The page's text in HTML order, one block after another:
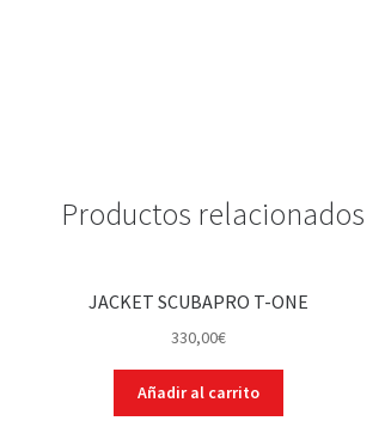
Productos relacionados
JACKET SCUBAPRO T-ONE
330,00€
Añadir al carrito